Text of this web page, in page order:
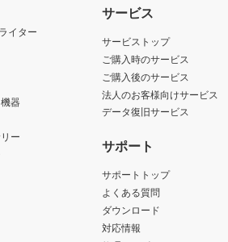
イター
器
ー
サービス
サービストップ
ご購入時のサービス
ご購入後のサービス
法人のお客様向けサービス
データ復旧サービス
サポート
サポートトップ
よくある質問
ダウンロード
対応情報